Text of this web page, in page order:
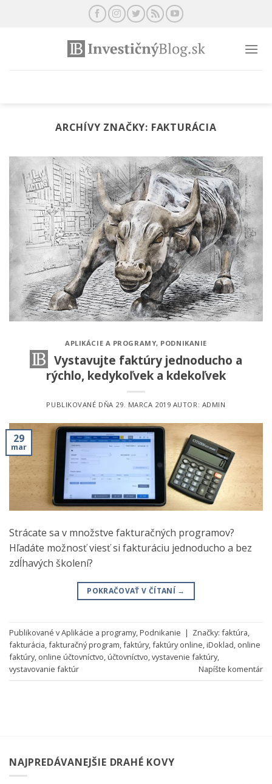
ARCHÍVY ZNAČKY: FAKTURÁCIA
APLIKÁCIE A PROGRAMY, PODNIKANIE
Vystavujte faktúry jednoducho a
rýchlo, kedykoľvek a kdekoľvek
PUBLIKOVANÉ DŇA 29. MARCA 2019 AUTOR: ADMIN
29
mar
Strácate sa v množstve fakturačných programov?
Hľadáte možnosť viesť si fakturáciu jednoducho a bez
zdĺhavých školení?
POKRAČOVAŤ V ČÍTANÍ →
Publikované vAplikácie a programy,Podnikanie | Značky: faktúra,
fakturácia,fakturačný program,faktúry,faktúry online,iDoklad, online
faktúry, online účtovníctvo,účtovníctvo,vystavenie faktúry,
vystavovanie faktúr
Napíšte komentár
NAJPREDÁVANEJŠIE DRAHÉ KOVY